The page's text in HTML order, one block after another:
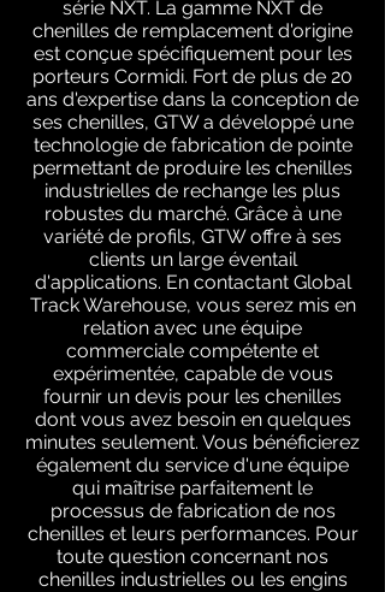
série NXT. La gamme NXT de
chenilles de remplacement d'origine
est conçue spécifiquement pour les
porteurs Cormidi. Fort de plus de 20
ans d'expertise dans la conception de
ses chenilles, GTW a développé une
technologie de fabrication de pointe
permettant de produire les chenilles
industrielles de rechange les plus
robustes du marché. Grâce à une
variété de profils, GTW offre à ses
clients un large éventail
d'applications. En contactant Global
Track Warehouse, vous serez mis en
relation avec une équipe
commerciale compétente et
expérimentée, capable de vous
fournir un devis pour les chenilles
dont vous avez besoin en quelques
minutes seulement. Vous bénéficierez
également du service d'une équipe
qui maîtrise parfaitement le
processus de fabrication de nos
chenilles et leurs performances. Pour
toute question concernant nos
chenilles industrielles ou les engins